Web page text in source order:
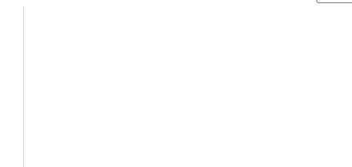
플레어·태양광주↑ VS 트레이드데스크·웬디스↓
도권 집중 완화 전환점"
"전폭적 공급 확대·속도전 총력"